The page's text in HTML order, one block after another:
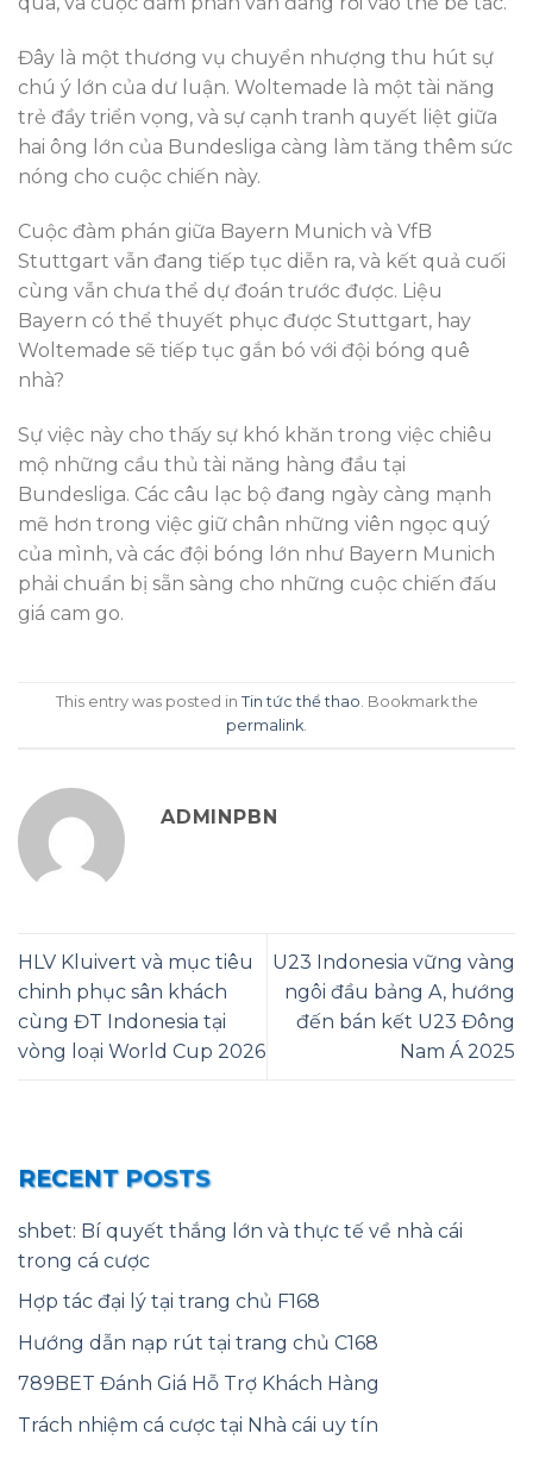
Đây là một thương vụ chuyển nhượng thu hút sự
chú ý lớn của dư luận. Woltemade là một tài năng
trẻ đầy triển vọng, và sự cạnh tranh quyết liệt giữa
hai ông lớn của Bundesliga càng làm tăng thêm sức
nóng cho cuộc chiến này.
Cuộc đàm phán giữa Bayern Munich và VfB
Stuttgart vẫn đang tiếp tục diễn ra, và kết quả cuối
cùng vẫn chưa thể dự đoán trước được. Liệu
Bayern có thể thuyết phục được Stuttgart, hay
Woltemade sẽ tiếp tục gắn bó với đội bóng quê
nhà?
Sự việc này cho thấy sự khó khăn trong việc chiêu
mộ những cầu thủ tài năng hàng đầu tại
Bundesliga. Các câu lạc bộ đang ngày càng mạnh
mẽ hơn trong việc giữ chân những viên ngọc quý
của mình, và các đội bóng lớn như Bayern Munich
phải chuẩn bị sẵn sàng cho những cuộc chiến đấu
giá cam go.
This entry was posted in Tin tức thể thao. Bookmark the
permalink.
ADMINPBN
HLV Kluivert và mục tiêu
chinh phục sân khách
cùng ĐT Indonesia tại
vòng loại World Cup 2026
U23 Indonesia vững vàng
ngôi đầu bảng A, hướng
đến bán kết U23 Đông
Nam Á 2025
RECENT POSTS
shbet: Bí quyết thắng lớn và thực tế về nhà cái
trong cá cược
Hợp tác đại lý tại trang chủ F168
Hướng dẫn nạp rút tại trang chủ C168
789BET Đánh Giá Hỗ Trợ Khách Hàng
Trách nhiệm cá cược tại Nhà cái uy tín